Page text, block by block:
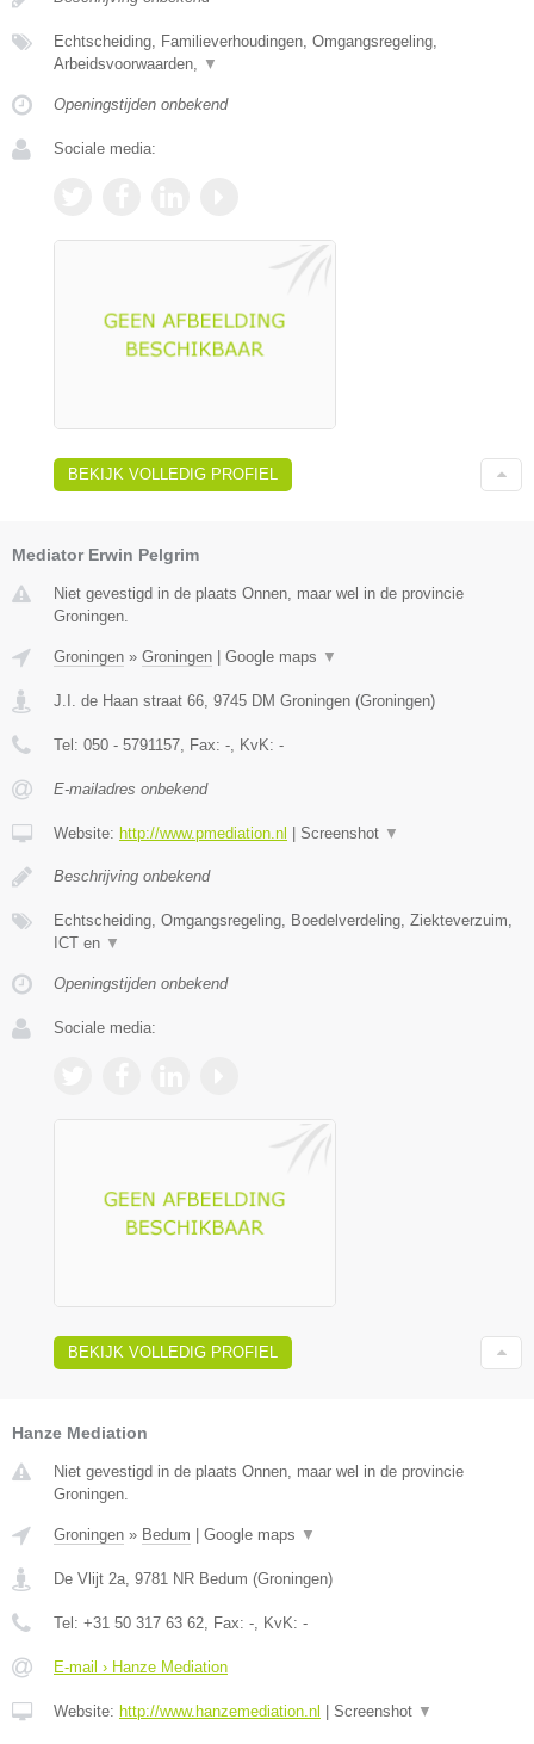
Echtscheiding, Familieverhoudingen, Omgangsregeling,
Arbeidsvoorwaarden,
▼
Openingstijden onbekend
Sociale media:
BEKIJK VOLLEDIG PROFIEL
Mediator Erwin Pelgrim
Niet gevestigd in de plaats Onnen, maar wel in de provincie
Groningen.
Groningen » Groningen | Google maps ▼
J.I. de Haan straat 66 9745 DM Groningen (Groningen)
Tel: 050 - 5791157 , Fax: - , KvK: -
E-mailadres onbekend
Website: http://www.pmediation.nl | Screenshot ▼
Beschrijving onbekend
Echtscheiding, Omgangsregeling, Boedelverdeling, Ziekteverzuim,
ICT en ▼
Openingstijden onbekend
Sociale media:
BEKIJK VOLLEDIG PROFIEL
Hanze Mediation
Niet gevestigd in de plaats Onnen, maar wel in de provincie
Groningen.
Groningen » Bedum Google maps ▼
De Vlijt 2a, 9781 NR Bedum (Groningen)
Tel: +31 50 317 63 62, Fax: -, KvK: -
E-mail › Hanze Mediation
Website: http://www.hanzemediation.nl Screenshot ▼